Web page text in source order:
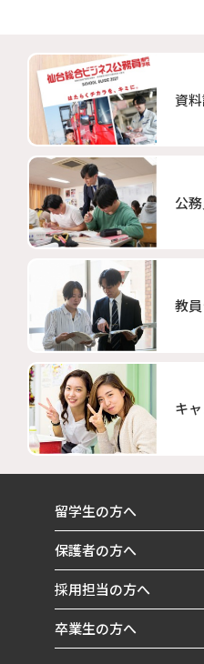
資
公
教
キ
留学生の方へ
保護者の方へ
採用担当の方へ
卒業生の方へ